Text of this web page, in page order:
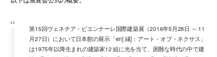
第15回ヴェネチア・ビエンナーレ国際建築展（2016年5月28日 ～ 11
月27日）において日本館の展示「en[ 縁]：アート・オブ・ネクサス」
は1975年以降生まれの建築家12 組に光を当て、困難な時代の中で建